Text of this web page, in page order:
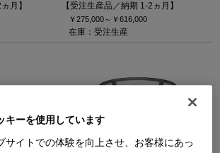
月】
【受注生産品／納期 1-2ヵ月】
￥275,000～ ￥616,000
在庫：受注生産
LAGO 【受注生産】
キーを使用しています
サイトでの体験を向上させ、お客様にあっ